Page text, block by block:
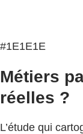
#1E1E1E
Métiers
réelles ?
L’étude qui